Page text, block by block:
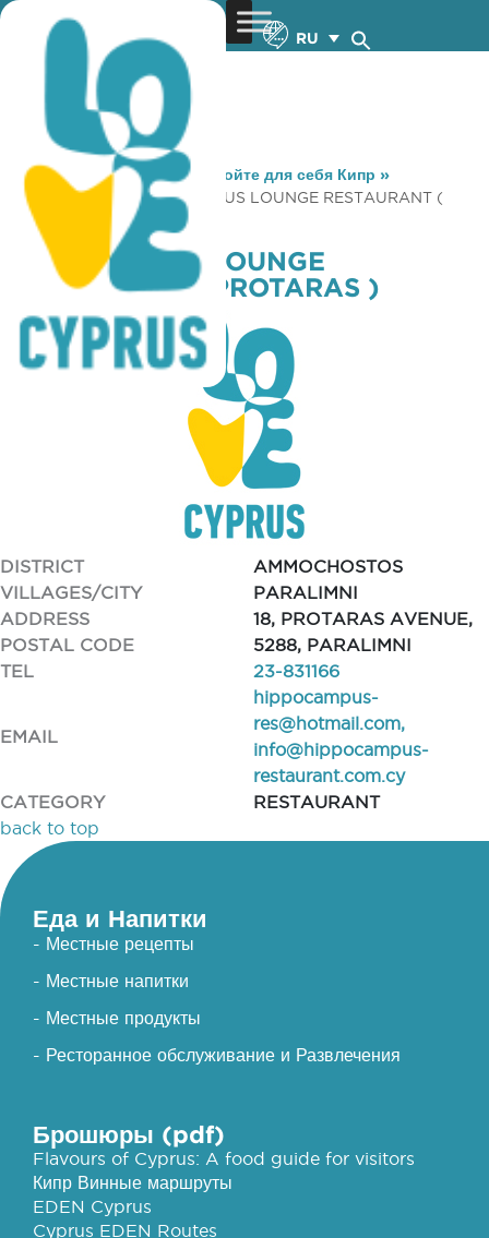
RU
You are here: Home »Откройте для себя Кипр »
Gastronomy
»
HIPPOCAMPUS LOUNGE RESTAURANT (
PROTARAS )
HIPPOCAMPUS LOUNGE
RESTAURANT ( PROTARAS )
DISTRICT
AMMOCHOSTOS
VILLAGES/CITY
PARALIMNI
ADDRESS
18, PROTARAS AVENUE,
POSTAL CODE
5288, PARALIMNI
TEL
23-831166
EMAIL
hippocampus-
res@hotmail.com,
info@hippocampus-
restaurant.com.cy
CATEGORY
RESTAURANT
back to top
Еда и Напитки
- Местные рецепты
- Местные напитки
- Местные продукты
- Ресторанное обслуживание и Развлечения
Брошюры (pdf)
Flavours of Cyprus: A food guide for visitors
Кипр Винные маршруты
EDEN Cyprus
Cyprus EDEN Routes